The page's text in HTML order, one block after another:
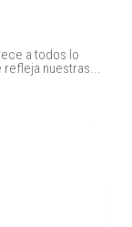
a todos lo
refleja nuestras...